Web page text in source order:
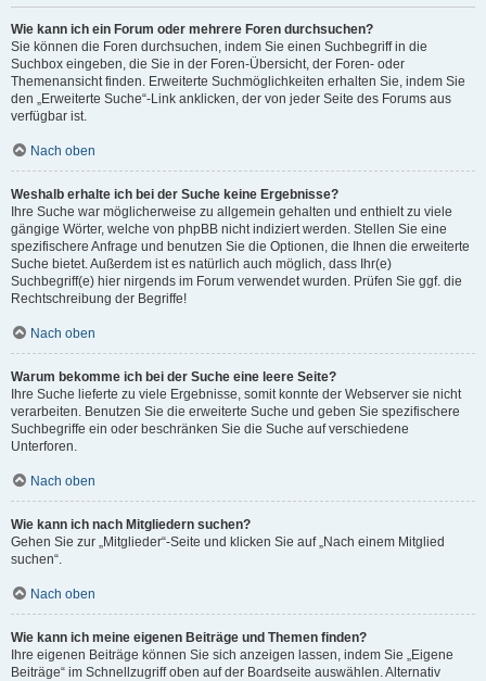
Wie kann ich ein Forum oder mehrere Foren durchsuchen?
Sie können die Foren durchsuchen, indem Sie einen Suchbegriff in die
Suchbox eingeben, die Sie in der Foren-Übersicht, der Foren- oder
Themenansicht finden. Erweiterte Suchmöglichkeiten erhalten Sie, indem Sie
den „Erweiterte Suche“-Link anklicken, der von jeder Seite des Forums aus
verfügbar ist.
Nach oben
Weshalb erhalte ich bei der Suche keine Ergebnisse?
Ihre Suche war möglicherweise zu allgemein gehalten und enthielt zu viele
gängige Wörter, welche von phpBB nicht indiziert werden. Stellen Sie eine
spezifischere Anfrage und benutzen Sie die Optionen, die Ihnen die erweiterte
Suche bietet. Außerdem ist es natürlich auch möglich, dass Ihr(e)
Suchbegriff(e) hier nirgends im Forum verwendet wurden. Prüfen Sie ggf. die
Rechtschreibung der Begriffe!
Nach oben
Warum bekomme ich bei der Suche eine leere Seite?
Ihre Suche lieferte zu viele Ergebnisse, somit konnte der Webserver sie nicht
verarbeiten. Benutzen Sie die erweiterte Suche und geben Sie spezifischere
Suchbegriffe ein oder beschränken Sie die Suche auf verschiedene
Unterforen.
Nach oben
Wie kann ich nach Mitgliedern suchen?
Gehen Sie zur „Mitglieder“-Seite und klicken Sie auf „Nach einem Mitglied
suchen“.
Nach oben
Wie kann ich meine eigenen Beiträge und Themen finden?
Ihre eigenen Beiträge können Sie sich anzeigen lassen, indem Sie „Eigene
Beiträge“ im Schnellzugriff oben auf der Boardseite auswählen. Alternativ